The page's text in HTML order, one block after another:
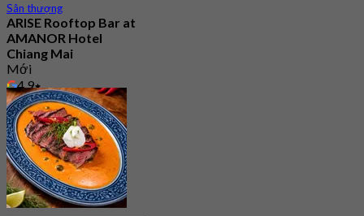
Sân thượng
ARISE Rooftop Bar at
AMANOR Hotel
Chiang Mai
Mới
4.9
Từ฿ 847.5